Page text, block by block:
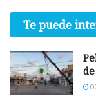
Te puede